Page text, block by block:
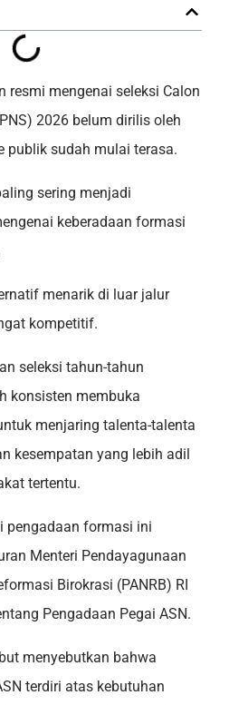
resmi mengenai seleksi Calon
2026 belum dirilis oleh
publik sudah mulai terasa.
sering menjadi
keberadaan formasi
menarik di luar jalur
kompetitif.
seleksi tahun-tahun
konsisten membuka
menjaring talenta-talenta
kesempatan yang lebih adil
tertentu.
pengadaan formasi ini
Menteri Pendayagunaan
Birokrasi (PANRB) RI
Pengadaan Pegai ASN.
menyebutkan bahwa
terdiri atas kebutuhan